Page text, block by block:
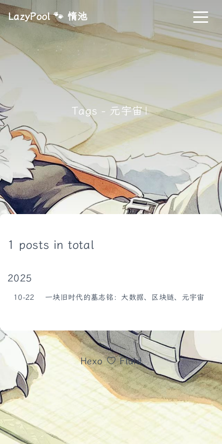
LazyPool 🐾 惰池
Tags - 元宇宙|
1 posts in total
2025
10-22 一块旧时代的墓志铭：大数据、区块链、元宇宙
Hexo Fluid